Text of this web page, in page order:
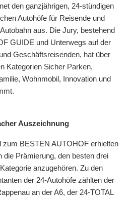
den ganzjährigen, 24-stündigen
Autohöfe für Reisende und
aus. Die Jury, bestehend
GUIDE und Unterwegs auf der
Geschäftsreisenden, hat über
Kategorien Sicher Parken,
Wohnmobil, Innovation und
Auszeichnung
zum BESTEN AUTOHOF erhielten
die Prämierung, den besten drei
anzugehören. Zu den
der 24-Autohöfe zählten der
an der A6, der 24-TOTAL